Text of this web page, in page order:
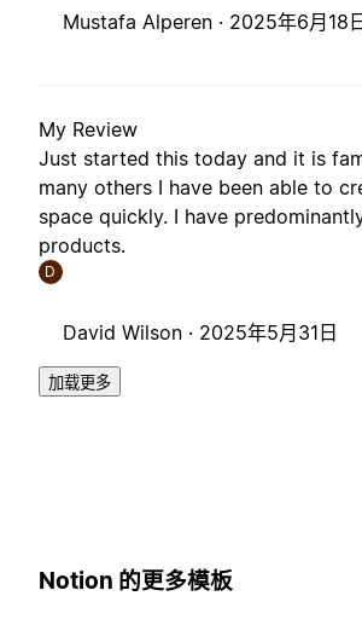
Mustafa Alperen · 2025年6月18日
My Review
Just started this today and it is
many others I have been able to
space quickly. I have
products.
D
David Wilson · 2025年5月31日
加载更多
Notion 的更多模板